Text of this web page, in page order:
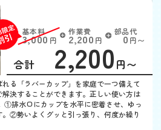
基本料
3,000 円 W
EB
限
定
割
引
作業費
2,200 円
部品代
0円〜
合計 2,200 円〜
る「ラバーカップ」を家庭で一つ備えて
決することができます。正しい使い方は
①排水口にカップを水平に密着させ、ゆっ
。②勢いよくグッと引っ張り、何度か繰り